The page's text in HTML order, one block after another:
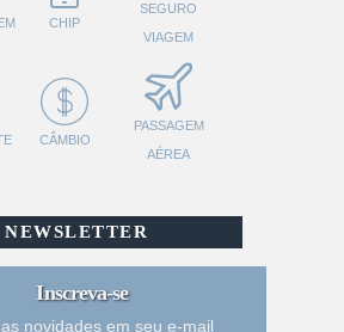
CHIP
SEGURO
VIAGEM
CÂMBIO
PASSAGEM
AÉREA
NEWSLETTER
Inscreva-se
novidades em seu e-mail